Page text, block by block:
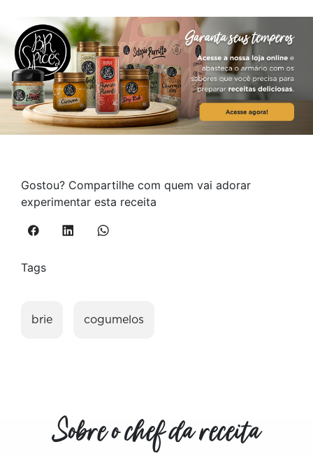
Gostou? Compartilhe com quem vai adorar
experimentar esta receita
Tags
brie cogumelos
Sobre o chef da receita